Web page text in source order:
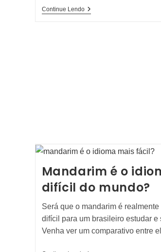
Continue LendoQuais
Mandarim é o
difícil do mundo?
Será que o mandarim é
difícil para um brasileiro estudar e
Venha ver um comparativo entre